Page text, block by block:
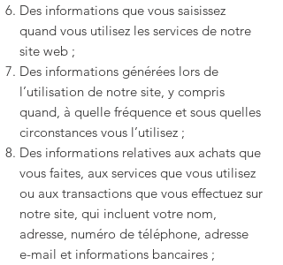
Des informations que vous saisissez
quand vous utilisez les services de notre
site web ;
Des informations générées lors de
l’utilisation de notre site, y compris
quand, à quelle fréquence et sous quelles
circonstances vous l’utilisez ;
Des informations relatives aux achats que
vous faites, aux services que vous utilisez
ou aux transactions que vous effectuez sur
notre site, qui incluent votre nom,
adresse, numéro de téléphone, adresse
e-mail et informations bancaires ;